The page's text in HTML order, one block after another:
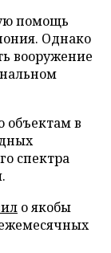
помощь
Однако
вооружение
объектам в
спектра
о якобы